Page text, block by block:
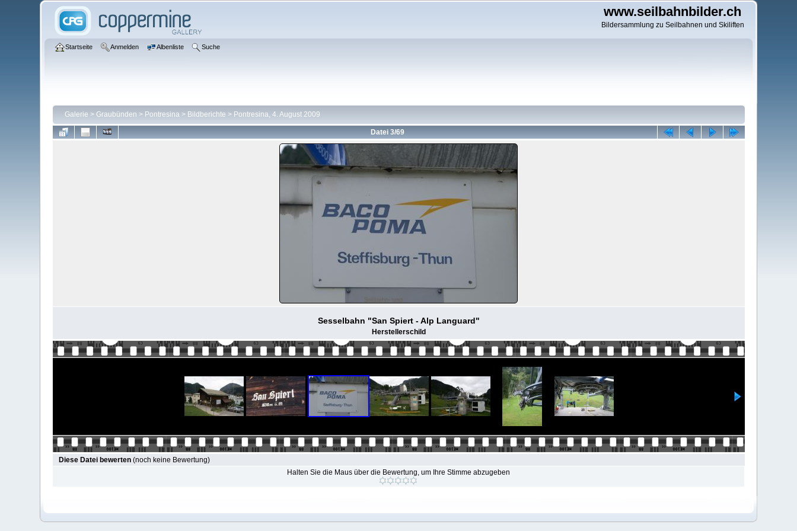
www.seilbahnbilder.ch
Bildersammlung zu Seilbahnen und Skiliften
Startseite Anmelden Albenliste Suche
Galerie > Graubünden > Pontresina> Bildberichte > Pontresina, 4. August 2009
Datei 3/69
Sesselbahn "San Spiert - Alp Languard"
Herstellerschild
Diese Datei bewerten(noch keine Bewertung)
Halten Sie die Maus über die Bewertung, um Ihre Stimme abzugeben